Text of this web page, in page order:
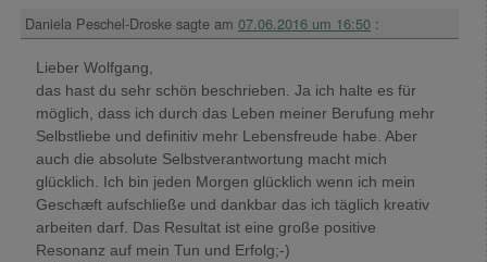
Daniela Peschel-Droske sagte am 07.06.2016 um 16:50 :
Lieber Wolfgang,
das hast du sehr schön beschrieben. Ja ich halte es für
möglich, dass ich durch das Leben meiner Berufung mehr
Selbstliebe und definitiv mehr Lebensfreude habe. Aber
auch die absolute Selbstverantwortung macht mich
glücklich. Ich bin jeden Morgen glücklich wenn ich mein
Geschæft aufschließe und dankbar das ich täglich kreativ
arbeiten darf. Das Resultat ist eine große positive
Resonanz auf mein Tun und Erfolg;-)